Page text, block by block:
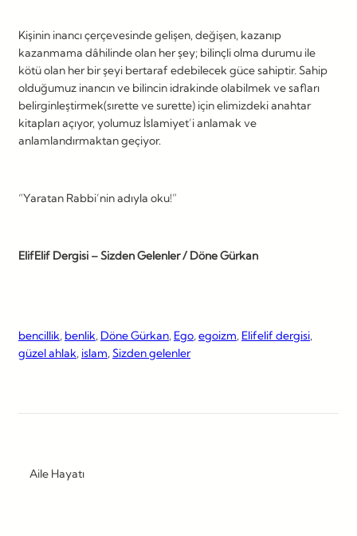
Kişinin inancı çerçevesinde gelişen, değişen, kazanıp
kazanmama dâhilinde olan her şey; bilinçli olma durumu ile
kötü olan her bir şeyi bertaraf edebilecek güce sahiptir. Sahip
olduğumuz inancın ve bilincin idrakinde olabilmek ve safları
belirginleştirmek(sırette ve surette) için elimizdeki anahtar
kitapları açıyor, yolumuz İslamiyet’i anlamak ve
anlamlandırmaktan geçiyor.
“Yaratan Rabbi’nin adıyla oku!”
ElifElif Dergisi – Sizden Gelenler / Döne Gürkan
bencillik, benlik, Döne Gürkan, Ego, egoizm, Elifelif dergisi
güzel ahlak, islam, Sizden gelenler
Aile Hayatı